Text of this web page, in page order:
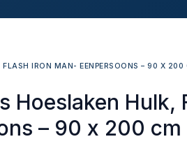
FLASH IRON MAN- EENPERSOONS – 90 X 200
Hoeslaken Hulk,
– 90 x 200 cm